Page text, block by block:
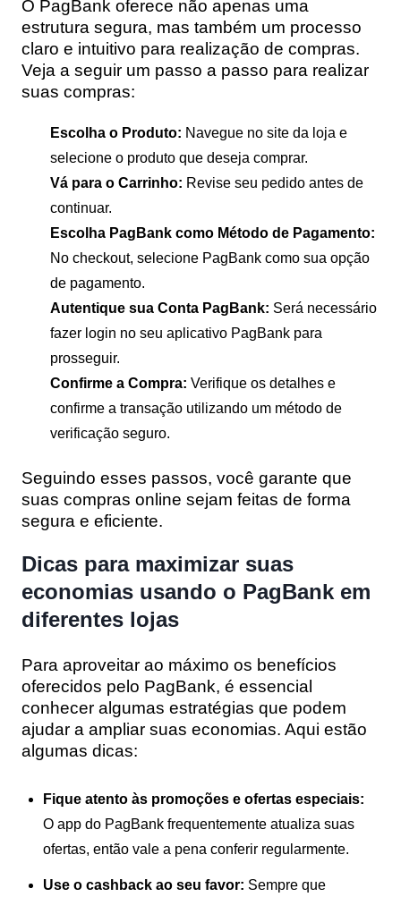
O PagBank oferece não apenas uma
estrutura segura, mas também um processo
claro e intuitivo para realização de compras.
Veja a seguir um passo a passo para realizar
suas compras:
Escolha o Produto: Navegue no site da loja e
selecione o produto que deseja comprar.
Vá para o Carrinho: Revise seu pedido antes de
continuar.
Escolha PagBank como Método de Pagamento:
No checkout, selecione PagBank como sua opção
de pagamento.
Autentique sua Conta PagBank: Será necessário
fazer login no seu aplicativo PagBank para
prosseguir.
Confirme a Compra: Verifique os detalhes e
confirme a transação utilizando um método de
verificação seguro.
Seguindo esses passos, você garante que
suas compras online sejam feitas de forma
segura e eficiente.
Dicas para maximizar suas
economias usando o PagBank em
diferentes lojas
Para aproveitar ao máximo os benefícios
oferecidos pelo PagBank, é essencial
conhecer algumas estratégias que podem
ajudar a ampliar suas economias. Aqui estão
algumas dicas:
Fique atento às promoções e ofertas especiais:
O app do PagBank frequentemente atualiza suas
ofertas, então vale a pena conferir regularmente.
Use o cashback ao seu favor: Sempre que